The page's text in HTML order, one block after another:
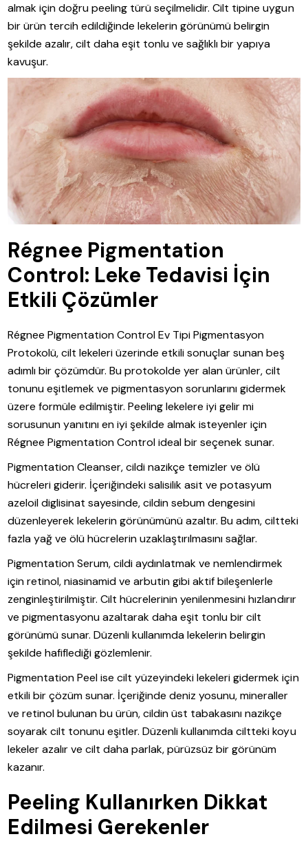
almak için doğru peeling türü seçilmelidir. Cilt tipine uygun
bir ürün tercih edildiğinde lekelerin görünümü belirgin
şekilde azalır, cilt daha eşit tonlu ve sağlıklı bir yapıya
kavuşur.
Régnee Pigmentation
Control: Leke Tedavisi İçin
Etkili Çözümler
Régnee Pigmentation Control Ev Tipi Pigmentasyon
Protokolü, cilt lekeleri üzerinde etkili sonuçlar sunan beş
adımlı bir çözümdür. Bu protokolde yer alan ürünler, cilt
tonunu eşitlemek ve pigmentasyon sorunlarını gidermek
üzere formüle edilmiştir. Peeling lekelere iyi gelir mi
sorusunun yanıtını en iyi şekilde almak isteyenler için
Régnee Pigmentation Control ideal bir seçenek sunar.
Pigmentation Cleanser, cildi nazikçe temizler ve ölü
hücreleri giderir. İçeriğindeki salisilik asit ve potasyum
azeloil diglisinat sayesinde, cildin sebum dengesini
düzenleyerek lekelerin görünümünü azaltır. Bu adım, ciltteki
fazla yağ ve ölü hücrelerin uzaklaştırılmasını sağlar.
Pigmentation Serum, cildi aydınlatmak ve nemlendirmek
için retinol, niasinamid ve arbutin gibi aktif bileşenlerle
zenginleştirilmiştir. Cilt hücrelerinin yenilenmesini hızlandırır
ve pigmentasyonu azaltarak daha eşit tonlu bir cilt
görünümü sunar. Düzenli kullanımda lekelerin belirgin
şekilde hafiflediği gözlemlenir.
Pigmentation Peel ise cilt yüzeyindeki lekeleri gidermek için
etkili bir çözüm sunar. İçeriğinde deniz yosunu, mineraller
ve retinol bulunan bu ürün, cildin üst tabakasını nazikçe
soyarak cilt tonunu eşitler. Düzenli kullanımda ciltteki koyu
lekeler azalır ve cilt daha parlak, pürüzsüz bir görünüm
kazanır.
Peeling Kullanırken Dikkat
Edilmesi Gerekenler